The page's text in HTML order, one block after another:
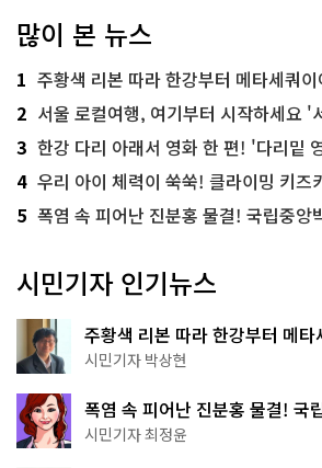
많이 본 뉴스
1 주황색 리본 따라 한강부터 메타세쿼이아 숲길
2 서울 로컬여행, 여기부터 시작하세요 '
3 한강 다리 아래서 영화 한 편! '다리밑
4 우리 아이 체력이 쑥쑥! 클라이밍 키즈
5 폭염 속 피어난 진분홍 물결! 국립중앙
시민기자 인기뉴스
주황색 리본 따라 한강부터 메
서울둘레길 15코스
시민기자 박상현
폭염 속 피어난 진분홍 물결! 국
무 명소
시민기자 최정윤